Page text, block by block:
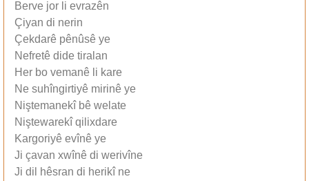
Berve jor li evrazên
Çiyan di nerin
Çekdarê pênûsê ye
Nefretê dide tiralan
Her bo vemanê li kare
Ne suhîngirtiyê mirinê ye
Niştemanekî bê welate
Niştewarekî qilixdare
Kargoriyê evînê ye
Ji çavan xwînê di werivîne
Ji dil hêsran di herikî ne